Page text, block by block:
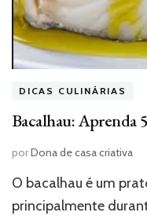
DICAS CULINÁRIAS
Bacalhau: Aprenda
porDona de casa criativa
O bacalhau é um
principalmente